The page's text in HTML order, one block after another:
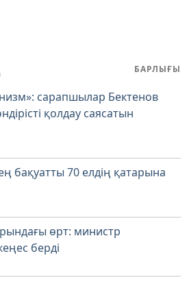
БАРЛЫҒЫ
сарапшылар Бектенов
қолдау саясатын
бақуатты 70 елдің қатарына
өрт: министр
берді